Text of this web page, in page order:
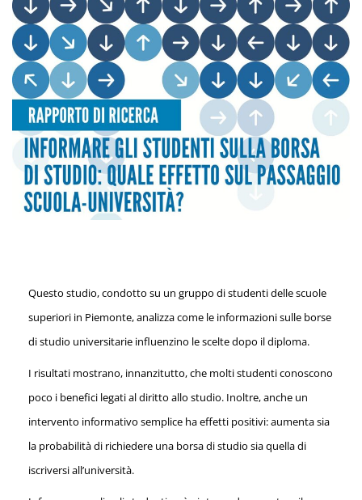
Questo studio, condotto su un gruppo di studenti delle scuole
superiori in Piemonte, analizza come le informazioni sulle borse
di studio universitarie influenzino le scelte dopo il diploma.
I risultati mostrano, innanzitutto, che molti studenti conoscono
poco i benefici legati al diritto allo studio. Inoltre, anche un
intervento informativo semplice ha effetti positivi: aumenta sia
la probabilità di richiedere una borsa di studio sia quella di
iscriversi all’università.